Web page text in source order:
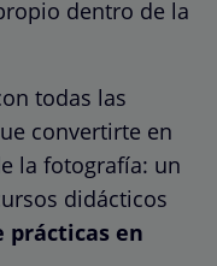
dentro de la
todas las
convertirte en
la fotografía: un
didácticos
prácticas en